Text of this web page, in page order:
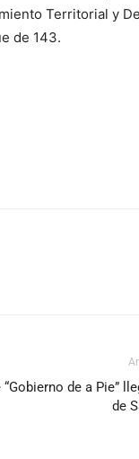
Territorial y
de 143.
de a Pie”
de